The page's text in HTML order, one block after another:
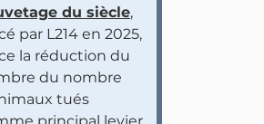
du siècle,
par L214 en 2025,
la réduction du
du nombre
tués